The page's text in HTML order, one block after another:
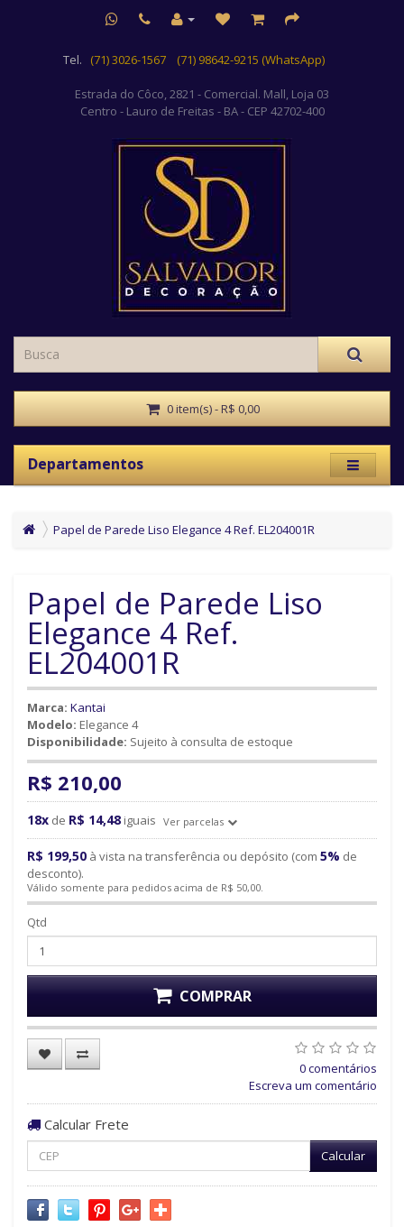
Tel. (71) 3026-1567 (71) 98642-9215 (WhatsApp)
Estrada do Côco, 2821 - Comercial. Mall, Loja 03
Centro - Lauro de Freitas - BA - CEP 42702-400
0 item(s) - R$ 0,00
Departamentos
Papel de Parede Liso Elegance 4 Ref. EL204001R
Papel de Parede Liso
Elegance 4 Ref.
EL204001R
Marca: Kantai
Modelo: Elegance 4
Disponibilidade: Sujeito à consulta de estoque
R$ 210,00
18x de R$ 14,48 iguais Ver parcelas
R$ 199,50 à vista na transferência ou depósito (com 5% de
desconto).
Válido somente para pedidos acima de R$ 50,00.
Qtd
COMPRAR
0 comentários
Escreva um comentário
Calcular Frete
Calcular